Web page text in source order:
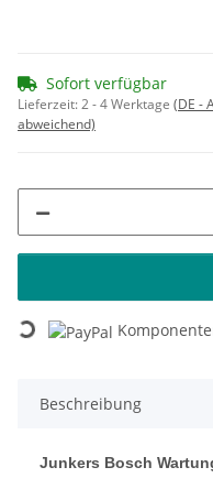
Sofort verfügbar
Lieferzeit:2 - 4 Werktage (DE -
abweichend)
Loading...
Beschreibung
Junkers Bosch